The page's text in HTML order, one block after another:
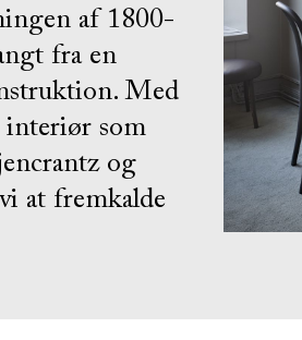
af 1800-
fra en
Med
interiør som
og
at fremkalde